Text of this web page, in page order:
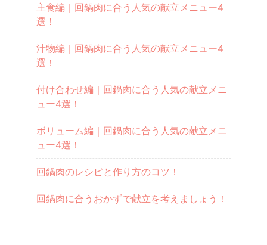
主食編｜回鍋肉に合う人気の献立メニュー4
選！
汁物編｜回鍋肉に合う人気の献立メニュー4
選！
付け合わせ編｜回鍋肉に合う人気の献立メニ
ュー4選！
ボリューム編｜回鍋肉に合う人気の献立メニ
ュー4選！
回鍋肉のレシピと作り方のコツ！
回鍋肉に合うおかずで献立を考えましょう！